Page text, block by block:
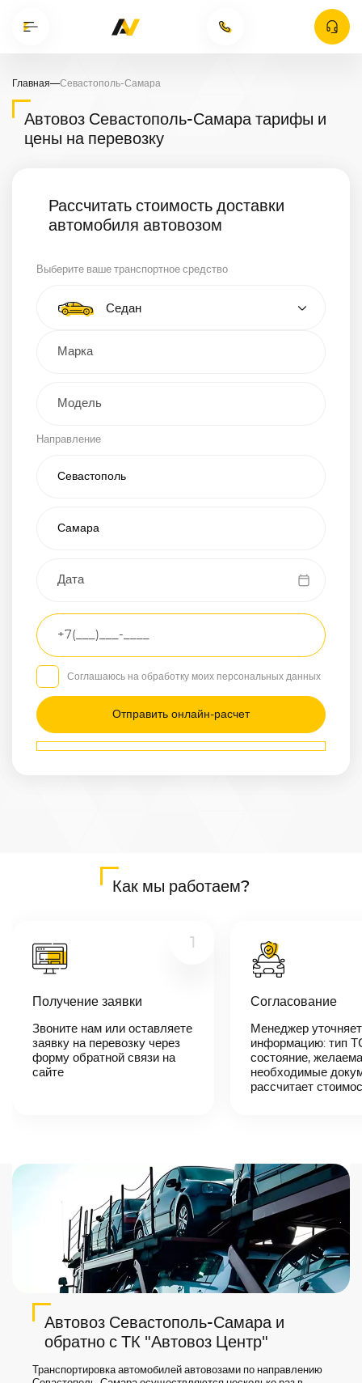
Главная—Севастополь-Самара
Автовоз Севастополь-Самара тарифы и
цены на перевозку
Рассчитать стоимость доставки
автомобиля автовозом
Выберите ваше транспортное средство
Тип автомобиля
Седан
Кроссовер
Грузовой
Другое
Направление
Транспортное
средство
Седан
/
Маршрут
Севастополь
В течении 10
логист
вами,
согласует
детали
автоперевозки,
назовет
Соглашаюсь на обработку моих персональных данных
Как мы работаем?
1
Получение заявки
Звоните нам или оставляете
заявку на перевозку через
форму обратной связи на
сайте
Согласование
Менеджер уточняет
информацию: тип
состояние,
необходимые
рассчитает
Автовоз Севастополь-Самара и
обратно с ТК "Автовоз Центр"
Транспортировка автомобилей автовозами по направлению